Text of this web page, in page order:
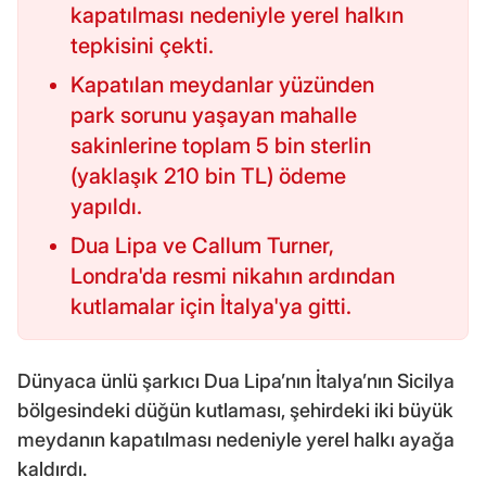
kapatılması nedeniyle yerel halkın
tepkisini çekti.
Kapatılan meydanlar yüzünden
park sorunu yaşayan mahalle
sakinlerine toplam 5 bin sterlin
(yaklaşık 210 bin TL) ödeme
yapıldı.
Dua Lipa ve Callum Turner,
Londra'da resmi nikahın ardından
kutlamalar için İtalya'ya gitti.
Dünyaca ünlü şarkıcı Dua Lipa’nın İtalya’nın Sicilya
bölgesindeki düğün kutlaması, şehirdeki iki büyük
meydanın kapatılması nedeniyle yerel halkı ayağa
kaldırdı.